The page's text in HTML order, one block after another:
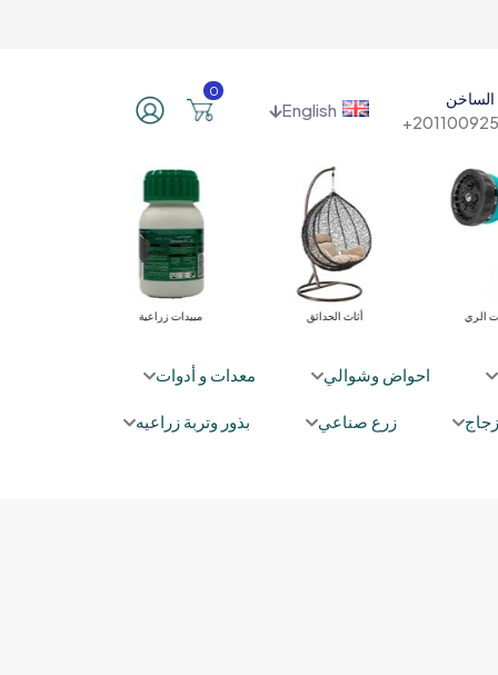
الساخن
English
0
مبيدات زراعية أثاث الحدائق الري
احواض وشوالي معدات و أدوات
زجاج زرع صناعي بذور وتربة زراعيه